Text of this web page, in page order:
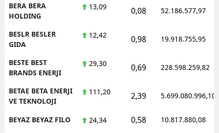
BERA BERA
HOLDING
13,09 0,08 52.186.577,97
BESLR BESLER
GIDA
12,42 0,98 19.918.755,95
BESTE BEST
BRANDS ENERJI
29,30 0,69 228.598.259,82
BETAE BETA ENERJI
VE TEKNOLOJI
111,20 2,39 5.699.080.996,10
BEYAZ BEYAZ FILO 24,34 0,58 10.817.880,08